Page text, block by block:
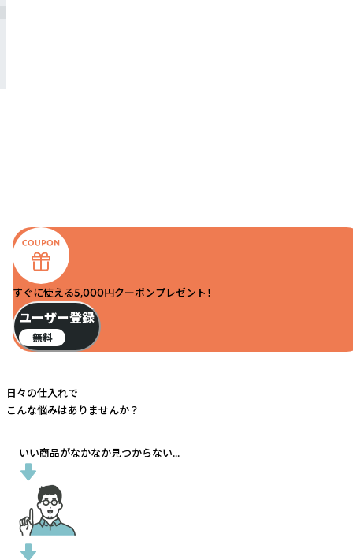
すぐに使える5,000円クーポンプレゼント！
ユーザー登録
無料
日々の仕入れで
こんな悩みはありませんか？
いい商品がなかなか見つからない...